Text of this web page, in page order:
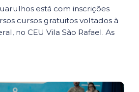
está com inscrições
cursos gratuitos voltados à
no CEU Vila São Rafael. As